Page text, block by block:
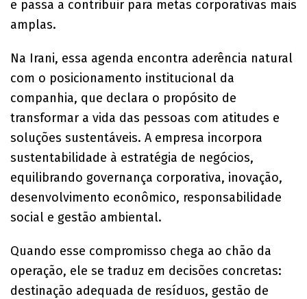
e passa a contribuir para metas corporativas mais
amplas.
Na Irani, essa agenda encontra aderência natural
com o posicionamento institucional da
companhia, que declara o propósito de
transformar a vida das pessoas com atitudes e
soluções sustentáveis. A empresa incorpora
sustentabilidade à estratégia de negócios,
equilibrando governança corporativa, inovação,
desenvolvimento econômico, responsabilidade
social e gestão ambiental.
Quando esse compromisso chega ao chão da
operação, ele se traduz em decisões concretas:
destinação adequada de resíduos, gestão de